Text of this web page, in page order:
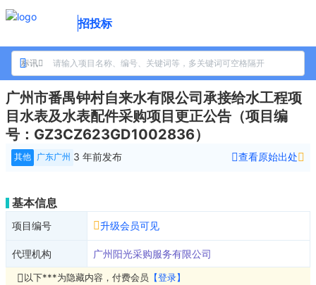
招投标
标讯
广州市番禺钟村自来水有限公司承接给水工程项
目水表及水表配件采购项目更正公告（项目编
号：GZ3CZ623GD1002836）
其他 广东广州 3 年前发布 查看原始出处
基本信息
项目编号 升级会员可见
代理机构 广州阳光采购服务有限公司
以下***为隐藏内容，付费会员 【登录】